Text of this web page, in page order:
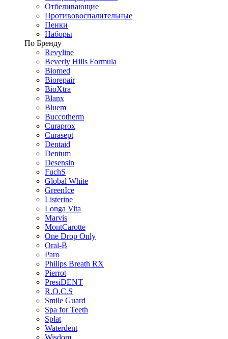
Отбеливающие
Противовоспалительные
Пенки
Наборы
По Бренду
Revyline
Beverly Hills Formula
Biomed
Biorepair
BioXtra
Blanx
Bluem
Buccotherm
Curaprox
Curasept
Dentaid
Dentum
Desensin
FuchS
Global White
GreenIce
Listerine
Longa Vita
Marvis
MontCarotte
One Drop Only
Oral-B
Paro
Philips Breath RX
Pierrot
PresiDENT
R.O.C.S
Smile Guard
Spa for Teeth
Splat
Waterdent